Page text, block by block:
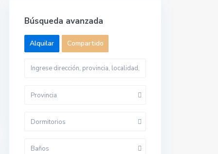
Búsqueda avanzada
Alquilar Compartido
Provincia
Dormitorios
Baños